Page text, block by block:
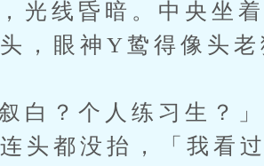
昏暗。中央坐着
，眼神Y鸷得像头
个人练习生？」
头都没抬，「我看